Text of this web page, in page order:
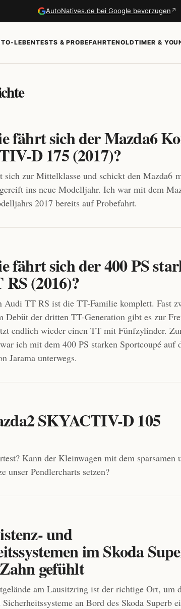
AutoNatives.de bei Google bevorzugen ↗
LEBENTESTS & PROBEFAHRTENOLDTIMER &
fährt sich der Mazda6
D 175 (2017)?
sich zur Mittelklasse und schickt den Mazda6
ins neue Modelljahr. Ich war mit dem
2017 bereits auf Probefahrt.
fährt sich der 400 PS
(2016)?
Audi TT RS ist die TT-Familie komplett. Fast
Debüt der dritten TT-Generation gibt es zur
endlich wieder einen TT mit Fünfzylinder.
ich mit dem 400 PS starken Sportcoupé auf
Jarama unterwegs.
SKYACTIV-D 105
Kann der Kleinwagen mit dem sparsamen
unser Pendlercharts setzen?
und
im Skoda
gefühlt
am Lausitzring ist der richtige Ort, um
an Bord des Skoda Superb